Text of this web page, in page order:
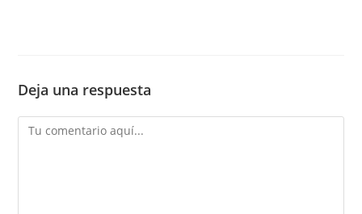
Deja una respuesta